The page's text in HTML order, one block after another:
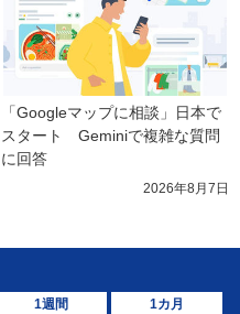
「Googleマップに相談」日本で
スタート　Geminiで複雑な質問
に回答
2026年8月7日
1週間 1カ月